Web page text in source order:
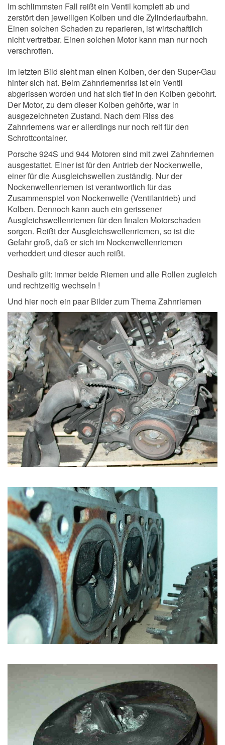
Im schlimmsten Fall reißt ein Ventil komplett ab und
zerstört den jeweiligen Kolben und die Zylinderlaufbahn.
Einen solchen Schaden zu reparieren, ist wirtschaftlich
nicht vertretbar. Einen solchen Motor kann man nur noch
verschrotten.
Im letzten Bild sieht man einen Kolben, der den Super-Gau
hinter sich hat. Beim Zahnriemenriss ist ein Ventil
abgerissen worden und hat sich tief in den Kolben gebohrt.
Der Motor, zu dem dieser Kolben gehörte, war in
ausgezeichneten Zustand. Nach dem Riss des
Zahnriemens war er allerdings nur noch reif für den
Schrottcontainer.
Porsche 924S und 944 Motoren sind mit zwei Zahnriemen
ausgestattet. Einer ist für den Antrieb der Nockenwelle,
einer für die Ausgleichswellen zuständig. Nur der
Nockenwellenriemen ist verantwortlich für das
Zusammenspiel von Nockenwelle (Ventilantrieb) und
Kolben. Dennoch kann auch ein gerissener
Ausgleichswellenriemen für den finalen Motorschaden
sorgen. Reißt der Ausgleichswellenriemen, so ist die
Gefahr groß, daß er sich im Nockenwellenriemen
verheddert und dieser auch reißt.
Deshalb gilt: immer beide Riemen und alle Rollen zugleich
und rechtzeitig wechseln !
Und hier noch ein paar Bilder zum Thema Zahnriemen